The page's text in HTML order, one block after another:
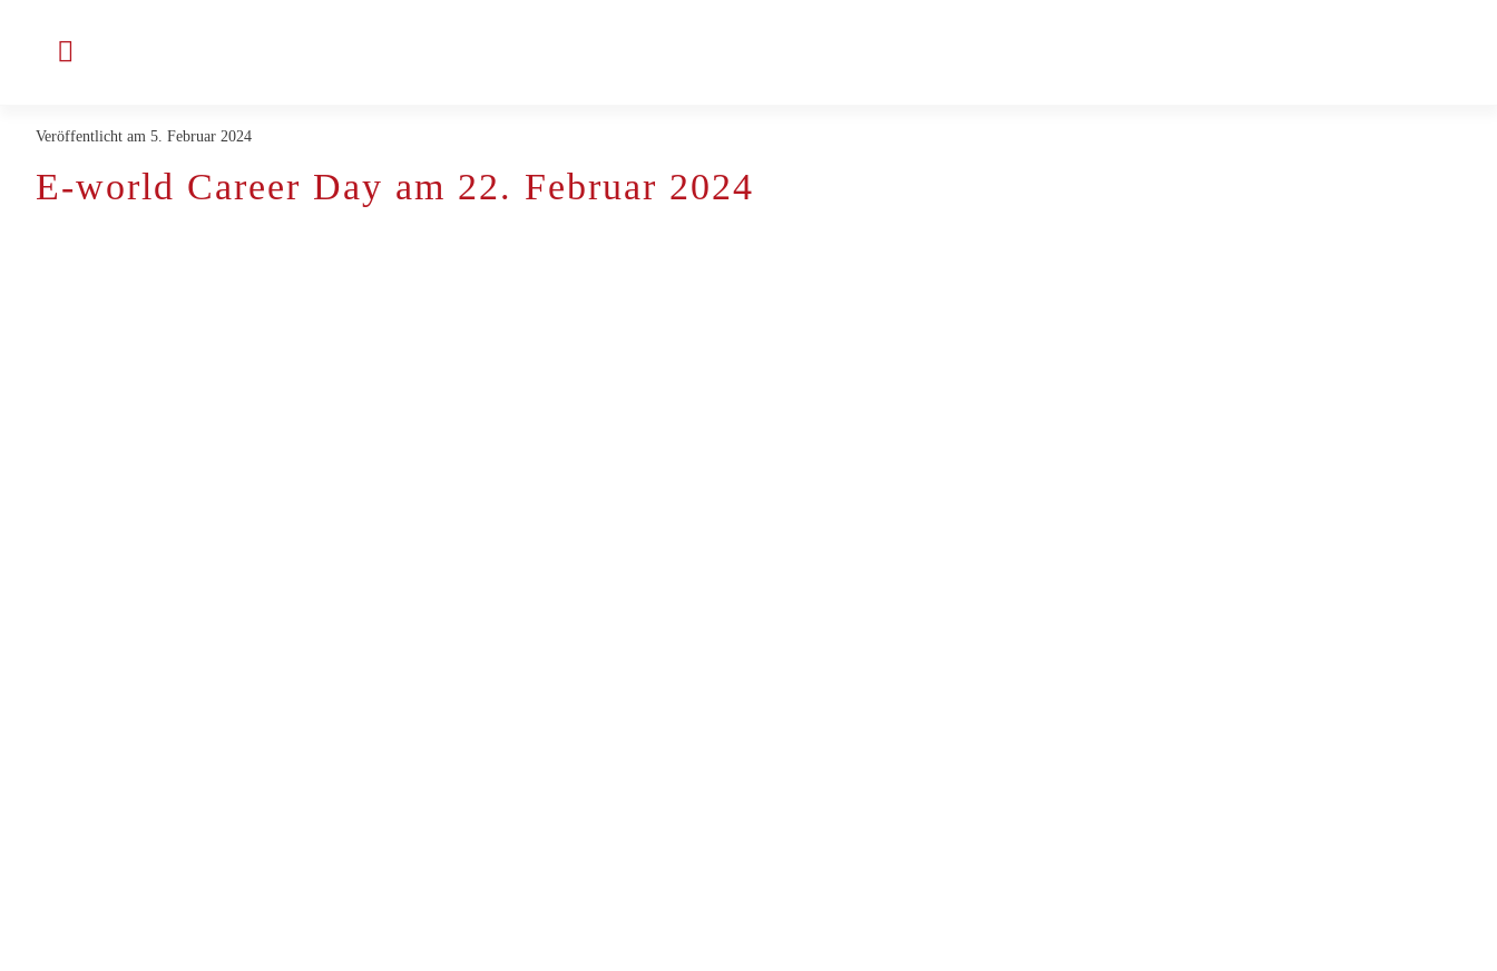
Toggle
Unternehmen
Veröffentlicht am 5. Februar 2024
E-world Career Day am 22. Februar 2024